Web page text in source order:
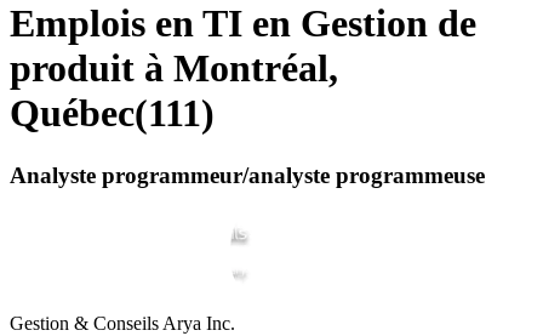
Emplois en TI en Gestion de
produit à Montréal,
Québec(111)
Analyste programmeur/analyste programmeuse
Gestion & Conseils Arya Inc.